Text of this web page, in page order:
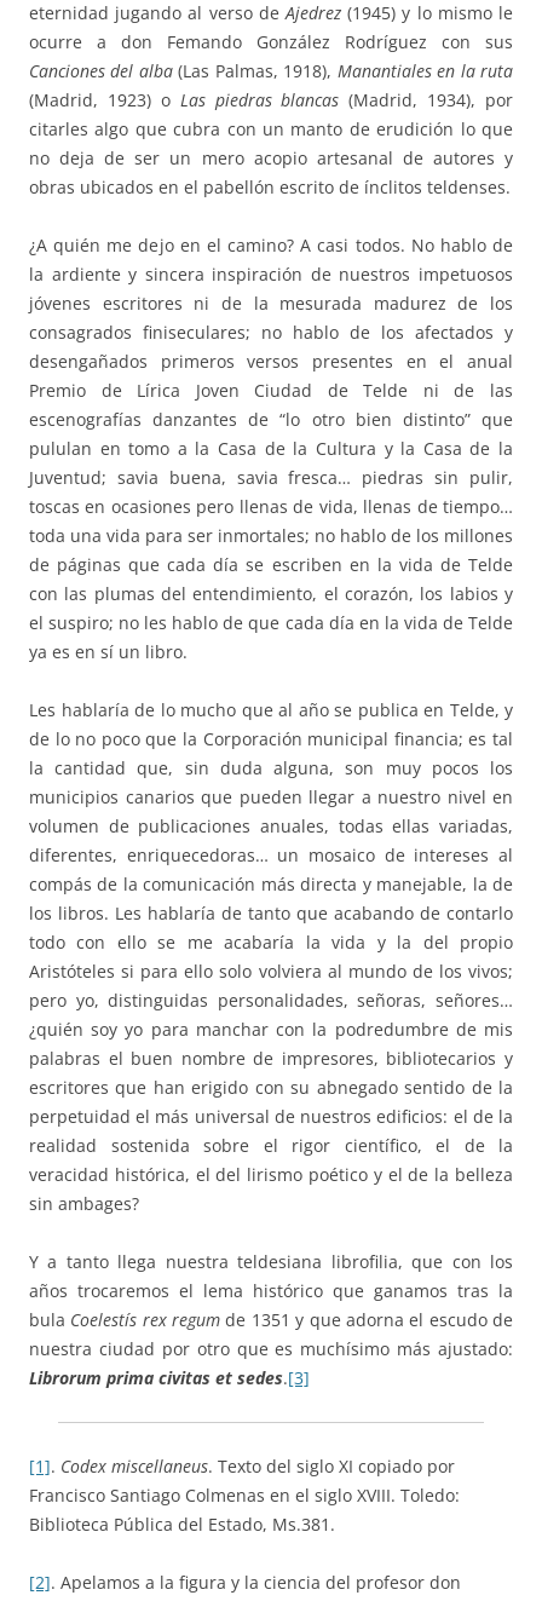
eternidad jugando al verso deAjedrez (1945) y lo mismo le
ocurre a don Femando González Rodríguez con sus
Canciones del alba(Las Palmas, 1918), Manantiales en la ruta
(Madrid, 1923) o Las piedras blancas (Madrid, 1934), por
citarles algo que cubra con un manto de erudición lo que
no deja de ser un mero acopio artesanal de autores y
obras ubicados en el pabellón escrito de ínclitos teldenses.
¿A quién me dejo en el camino? A casi todos. No hablo de
la ardiente y sincera inspiración de nuestros impetuosos
jóvenes escritores ni de la mesurada madurez de los
consagrados finiseculares; no hablo de los afectados y
desengañados primeros versos presentes en el anual
Premio de Lírica Joven Ciudad de Telde ni de las
escenografías danzantes de “lo otro bien distinto” que
pululan en tomo a la Casa de la Cultura y la Casa de la
Juventud; savia buena, savia fresca… piedras sin pulir,
toscas en ocasiones pero llenas de vida, llenas de tiempo…
toda una vida para ser inmortales; no hablo de los millones
de páginas que cada día se escriben en la vida de Telde
con las plumas del entendimiento, el corazón, los labios y
el suspiro; no les hablo de que cada día en la vida de Telde
ya es en sí un libro.
Les hablaría de lo mucho que al año se publica en Telde, y
de lo no poco que la Corporación municipal financia; es tal
la cantidad que, sin duda alguna, son muy pocos los
municipios canarios que pueden llegar a nuestro nivel en
volumen de publicaciones anuales, todas ellas variadas,
diferentes, enriquecedoras… un mosaico de intereses al
compás de la comunicación más directa y manejable, la de
los libros. Les hablaría de tanto que acabando de contarlo
todo con ello se me acabaría la vida y la del propio
Aristóteles si para ello solo volviera al mundo de los vivos;
pero yo, distinguidas personalidades, señoras, señores…
¿quién soy yo para manchar con la podredumbre de mis
palabras el buen nombre de impresores, bibliotecarios y
escritores que han erigido con su abnegado sentido de la
perpetuidad el más universal de nuestros edificios: el de la
realidad sostenida sobre el rigor científico, el de la
veracidad histórica, el del lirismo poético y el de la belleza
sin ambages?
Y a tanto llega nuestra teldesiana librofilia, que con los
años trocaremos el lema histórico que ganamos tras la
bula Coelestís rex regum de 1351 y que adorna el escudo de
nuestra ciudad por otro que es muchísimo más ajustado:
Librorum prima civitas et sedes.[3]
[1]. Codex miscellaneus. Texto del siglo XI copiado por
Francisco Santiago Colmenas en el siglo XVIII. Toledo:
Biblioteca Pública del Estado, Ms.381.
[2]. Apelamos a la figura y la ciencia del profesor don